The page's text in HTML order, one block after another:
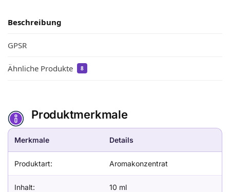
Beschreibung
GPSR
Ähnliche Produkte 8
Produktmerkmale
Merkmale Details
Produktart: Aromakonzentrat
Inhalt: 10 ml